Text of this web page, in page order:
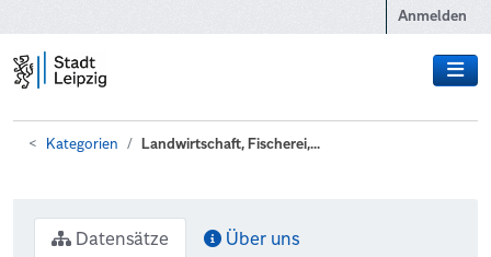
Anmelden
Kategorien Landwirtschaft, Fischerei,...
Datensätze Über uns